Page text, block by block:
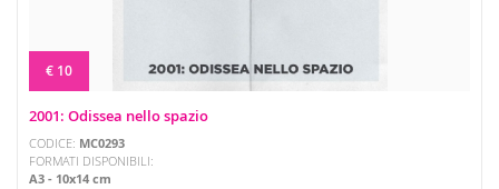
€ 10
2001: Odissea nello spazio
CODICE: MC0293
FORMATI DISPONIBILI:
A3
10x14 cm